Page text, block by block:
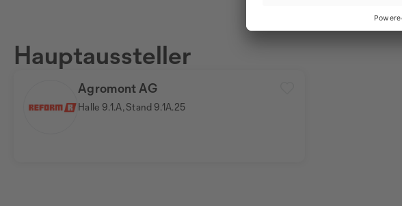
Agromont AG
Halle 9.1.A, Stand 9.1A.25
Hauptaussteller